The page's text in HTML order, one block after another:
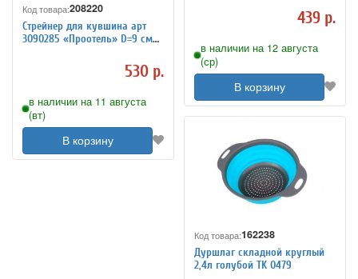
Код товара:208220
Стрейнер для кувшина арт
3090285 «Проотель» D=9 см
530 р.
в наличии на 11 августа
(вт)
В корзину
439 р.
в наличии на 12 августа
(ср)
В корзину
Код товара:162238
Дуршлаг складной круглый
2,4л голубой TK 0479